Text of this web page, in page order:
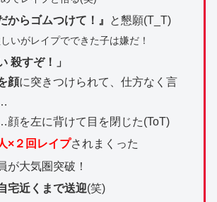
からゴムつけて！』 と懇願(T_T)
いがレイプでできた子は嫌だ！
殺すぞ！」
顔に突きつけられて、仕方なく言
を左に背けて目を閉じた(ToT)
×２回レイプされまくった
が大気圏突破！
宅近くまで送迎(笑)